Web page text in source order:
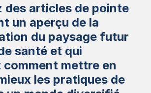
des articles de pointe
un aperçu de la
du paysage futur
santé et qui
mettre en
les pratiques de